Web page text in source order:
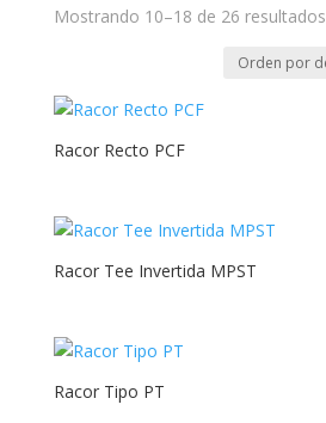
Mostrando 10–18 de 26 resultados
Racor Recto PCF
Racor Tee Invertida MPST
Racor Tipo PT